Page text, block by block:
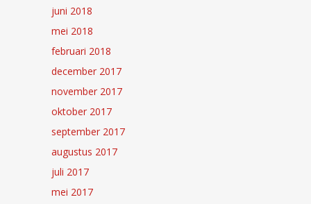
juni 2018
mei 2018
februari 2018
december 2017
november 2017
oktober 2017
september 2017
augustus 2017
juli 2017
mei 2017